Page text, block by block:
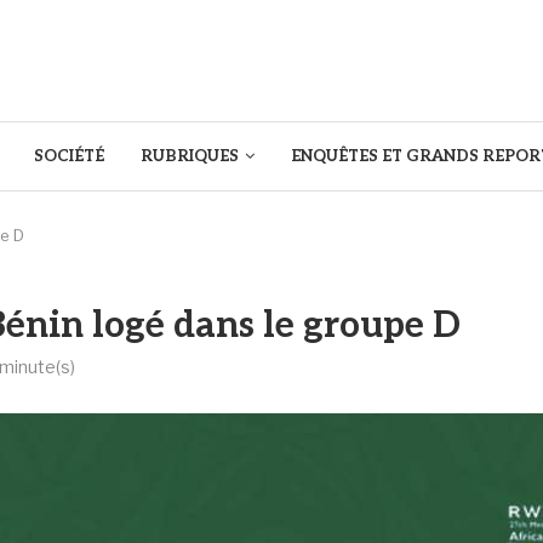
SOCIÉTÉ RUBRIQUES ENQUÊTES ET GRANDS
D
logé dans le groupe D